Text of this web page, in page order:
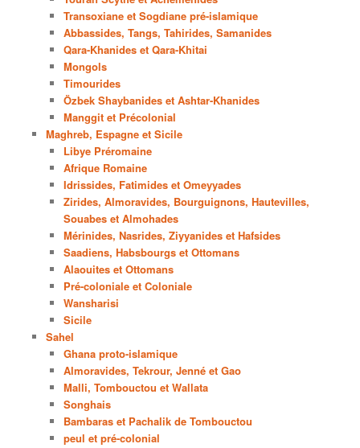
Transoxiane et Sogdiane pré-islamique
Abbassides, Tangs, Tahirides, Samanides
Qara-Khanides et Qara-Khitai
Mongols
Timourides
Özbek Shaybanides et Ashtar-Khanides
Manggit et Précolonial
Maghreb, Espagne et Sicile
Libye Préromaine
Afrique Romaine
Idrissides, Fatimides et Omeyyades
Zirides, Almoravides, Bourguignons, Hautevilles,
Souabes et Almohades
Mérinides, Nasrides, Ziyyanides et Hafsides
Saadiens, Habsbourgs et Ottomans
Alaouites et Ottomans
Pré-coloniale et Coloniale
Wansharisi
Sicile
Sahel
Ghana proto-islamique
Almoravides, Tekrour, Jenné et Gao
Malli, Tombouctou et Wallata
Songhais
Bambaras et Pachalik de Tombouctou
peul et pré-colonial